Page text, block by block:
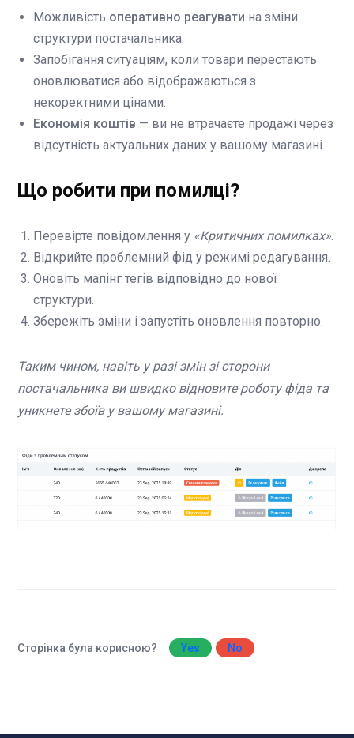
Можливість оперативно реагувати на зміни
структури постачальника.
Запобігання ситуаціям, коли товари перестають
оновлюватися або відображаються з
некоректними цінами.
Економія коштів — ви не втрачаєте продажі через
відсутність актуальних даних у вашому магазині.
Що робити при помилці?
Перевірте повідомлення у «Критичних помилках».
Відкрийте проблемний фід у режимі редагування.
Оновіть мапінг тегів відповідно до нової
структури.
Збережіть зміни і запустіть оновлення повторно.
Таким чином, навіть у разі змін зі сторони
постачальника ви швидко відновите роботу фіда та
уникнете збоїв у вашому магазині.
Сторінка була корисною? Yes No